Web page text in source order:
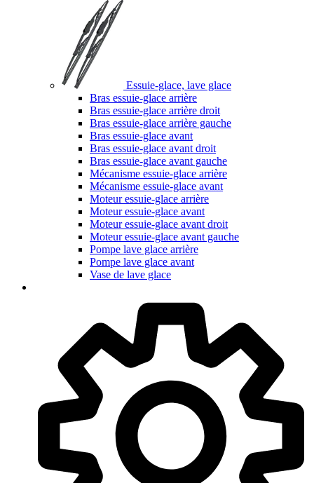
Essuie-glace, lave glace
Bras essuie-glace arrière
Bras essuie-glace arrière droit
Bras essuie-glace arrière gauche
Bras essuie-glace avant
Bras essuie-glace avant droit
Bras essuie-glace avant gauche
Mécanisme essuie-glace arrière
Mécanisme essuie-glace avant
Moteur essuie-glace arrière
Moteur essuie-glace avant
Moteur essuie-glace avant droit
Moteur essuie-glace avant gauche
Pompe lave glace arrière
Pompe lave glace avant
Vase de lave glace